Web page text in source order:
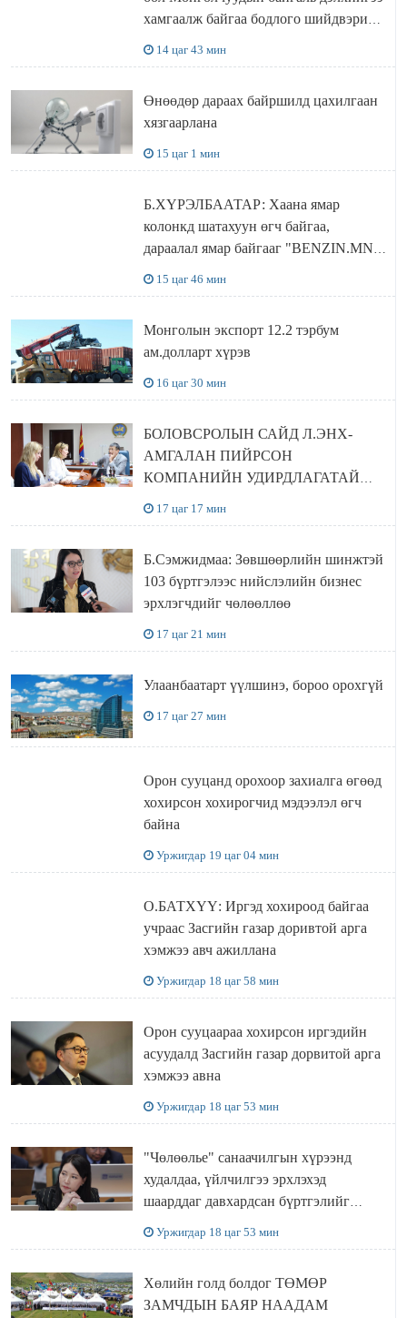
хамгаалж байгаа бодлого шийдвэрийг
14 цаг 43 мин
Өнөөдөр дараах байршилд цахилгаан
хязгаарлана
15 цаг 1 мин
Б.ХҮРЭЛБААТАР: Хаана ямар
колонкд шатахуун өгч байгаа,
дараалал ямар байгааг "BENZIN.MN”
15 цаг 46 мин
Монголын экспорт 12.2 тэрбум
ам.долларт хүрэв
16 цаг 30 мин
БОЛОВСРОЛЫН САЙД Л.ЭНХ-
АМГАЛАН ПИЙРСОН
КОМПАНИЙН УДИРДЛАГАТАЙ
17 цаг 17 мин
Б.Сэмжидмаа: Зөвшөөрлийн шинжтэй
103 бүртгэлээс нийслэлийн бизнес
эрхлэгчдийг чөлөөллөө
17 цаг 21 мин
Улаанбаатарт үүлшинэ, бороо орохгүй
17 цаг 27 мин
Орон сууцанд орохоор захиалга өгөөд
хохирсон хохирогчид мэдээлэл өгч
байна
Уржигдар 19 цаг 04 мин
О.БАТХҮҮ: Иргэд хохироод байгаа
учраас Засгийн газар доривтой арга
хэмжээ авч ажиллана
Уржигдар 18 цаг 58 мин
Орон сууцаараа хохирсон иргэдийн
асуудалд Засгийн газар дорвитой арга
хэмжээ авна
Уржигдар 18 цаг 53 мин
"Чөлөөлье" санаачилгын хүрээнд
худалдаа, үйлчилгээ эрхлэхэд
шаарддаг давхардсан бүртгэлийг
Уржигдар 18 цаг 53 мин
Хөлийн голд болдог ТӨМӨР
ЗАМЧДЫН БАЯР НААДАМ